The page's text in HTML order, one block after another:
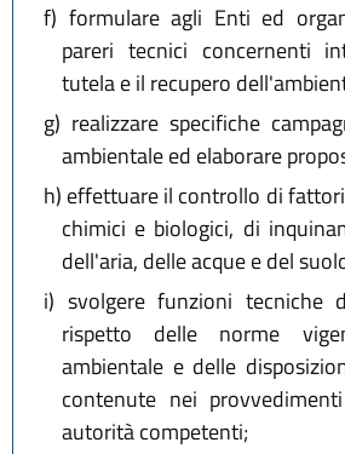
f) formulare agli Enti ed
pareri tecnici concernenti
tutela e il recupero
g) realizzare specifiche
ambientale ed elaborare
h) effettuare il controllo di
chimici e biologici, di
dell'aria, delle acque e del
i) svolgere funzioni tecniche
rispetto delle norme
ambientale e delle
contenute nei
autorità competenti;